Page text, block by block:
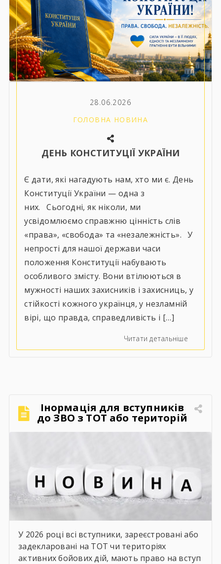
28.06.2026
ГОЛОВНА НОВИНА
ДЕНЬ КОНСТИТУЦІЇ УКРАЇНИ
Є дати, які нагадують нам, хто ми є. День
Конституції України — одна з
них.⠀Сьогодні, як ніколи, ми
усвідомлюємо справжню цінність слів
«права», «свобода» та «незалежність».⠀У
непрості для нашої держави часи
положення Конституції набувають
особливого змісту. Вони втілюються в
мужності наших захисників і захисниць, у
стійкості кожного українця, у незламній
вірі, що правда, справедливість і […]
Читати детальніше
Інормація для вступників
до ЗВО з ТОТ або територій
активних бойових дій.
У 2026 році всі вступники, зареєстровані або
задекларовані на ТОТ чи територіях
активних бойових дій, мають право на вступ